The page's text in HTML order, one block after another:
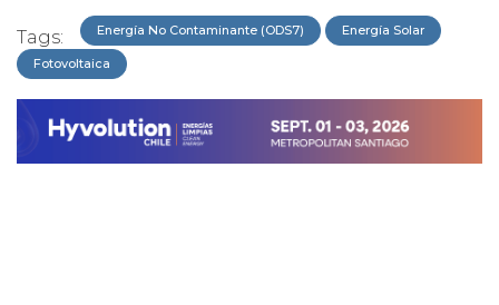
Tags: Energía No Contaminante (ODS7) Energía Solar
Fotovoltaica